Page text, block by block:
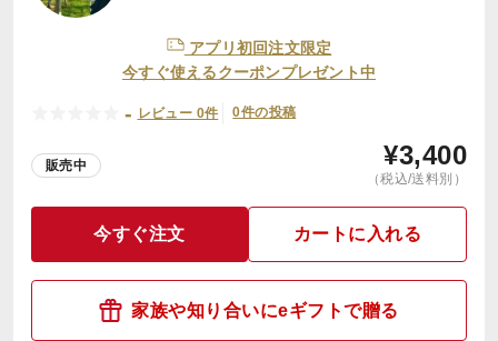
アプリ初回注文限定
今すぐ使えるクーポンプレゼント中
- レビュー 0件 0件の投稿
販売中 ¥3,400
（税込/送料別）
今すぐ注文 カートに入れる
家族や知り合いにeギフトで贈る